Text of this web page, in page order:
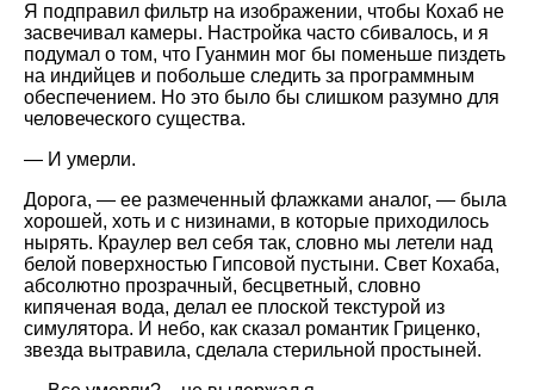
Я подправил фильтр на изображении, чтобы Кохаб не
засвечивал камеры. Настройка часто сбивалось, и я
подумал о том, что Гуанмин мог бы поменьше пиздеть
на индийцев и побольше следить за программным
обеспечением. Но это было бы слишком разумно для
человеческого существа.
— И умерли.
Дорога, — ее размеченный флажками аналог, — была
хорошей, хоть и с низинами, в которые приходилось
нырять. Краулер вел себя так, словно мы летели над
белой поверхностью Гипсовой пустыни. Свет Кохаба,
абсолютно прозрачный, бесцветный, словно
кипяченая вода, делал ее плоской текстурой из
симулятора. И небо, как сказал романтик Гриценко,
звезда вытравила, сделала стерильной простыней.